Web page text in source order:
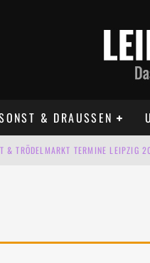
& DRAUSSEN
& TRÖDELMARKT TERMINE LEIPZIG